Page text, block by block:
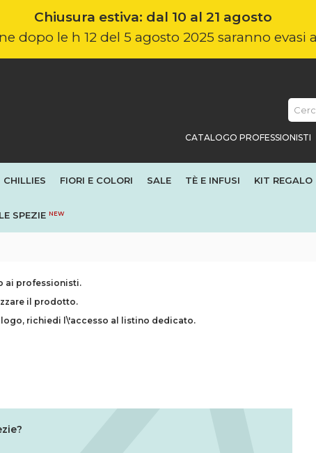
Chiusura estiva: dal 10 al 21 agosto
dopo le h 12 del 5 agosto 2025 saranno evasi
CATALOGO PROFESSIONISTI
CHILLIES FIORI E COLORI SALE TÈ E INFUSI KIT REGALO
SPEZIE NEW
ai professionisti.
il prodotto.
richiedi l\'accesso al listino dedicato.